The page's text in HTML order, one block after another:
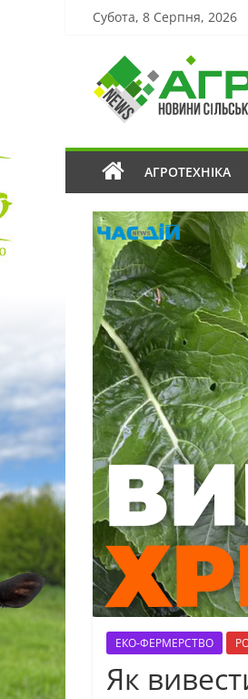
Субота, 8 Серпня, 2026
АГРОТЕХНІКА
ЕКО-ФЕРМЕРСТВО
Як